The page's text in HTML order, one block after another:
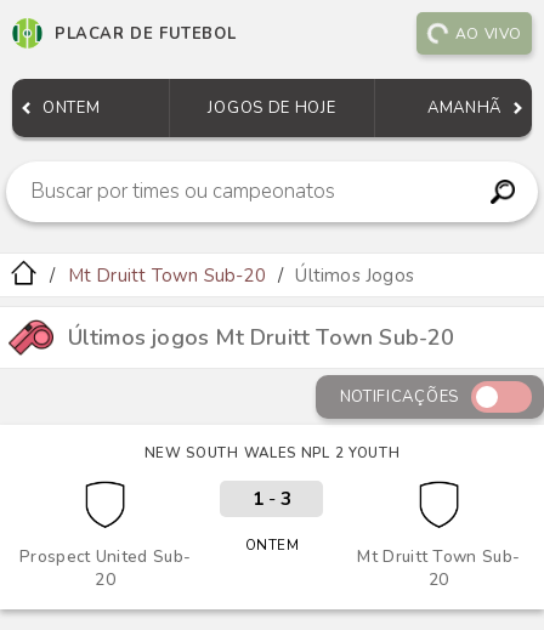
PLACAR DE FUTEBOL AO VIVO
ONTEM JOGOS DE HOJE AMANHÃ
Mt Druitt Town Sub-20 Últimos Jogos
Últimos jogos Mt Druitt Town Sub-20
NOTIFICAÇÕES
NEW SOUTH WALES NPL 2 YOUTH
Prospect United Sub-
20
Mt Druitt Town Sub-
20
1- 3
ONTEM